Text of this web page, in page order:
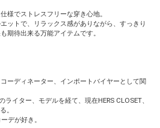
様でストレスフリーな穿き心地。
ットで、リラックス感がありながら、すっきり
期待出来る万能アイテムです。
ーディネーター、インポートバイヤーとして関
ライター、モデルを経て、現在HERS CLOSET、
。
デが好き。